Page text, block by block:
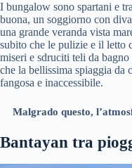
I bungalow sono spartani e
buona, un soggiorno con
una grande veranda vista
subito che le pulizie e il letto
miseri e sdruciti teli da
che la bellissima spiaggia da
fangosa e inaccessibile.
Malgrado questo,
Bantayan tra